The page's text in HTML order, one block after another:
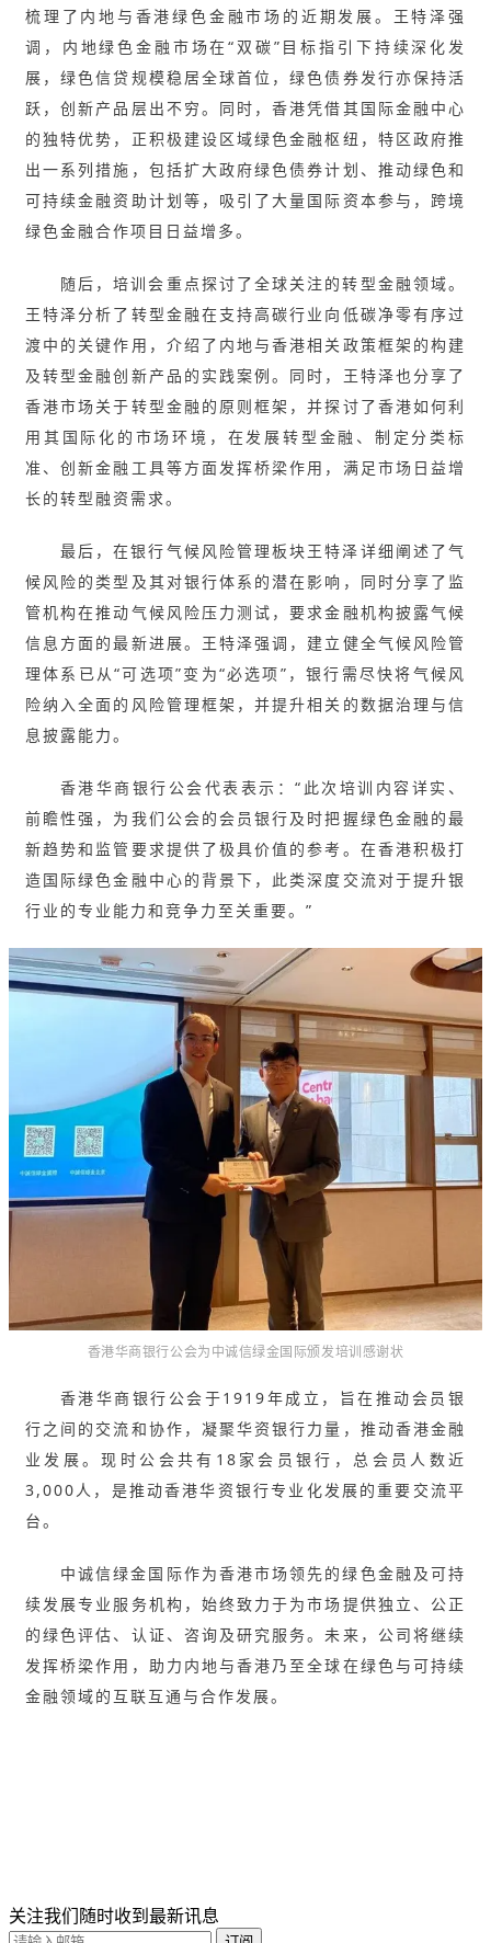
梳理了内地与香港绿色金融市场的近期发展。王特泽强
调，内地绿色金融市场在“双碳”目标指引下持续深化发
展，绿色信贷规模稳居全球首位，绿色债券发行亦保持活
跃，创新产品层出不穷。同时，香港凭借其国际金融中心
的独特优势，正积极建设区域绿色金融枢纽，特区政府推
出一系列措施，包括扩大政府绿色债券计划、推动绿色和
可持续金融资助计划等，吸引了大量国际资本参与，跨境
绿色金融合作项目日益增多。
随后，培训会重点探讨了全球关注的转型金融领域。
王特泽分析了转型金融在支持高碳行业向低碳净零有序过
渡中的关键作用，介绍了内地与香港相关政策框架的构建
及转型金融创新产品的实践案例。同时，王特泽也分享了
香港市场关于转型金融的原则框架，并探讨了香港如何利
用其国际化的市场环境，在发展转型金融、制定分类标
准、创新金融工具等方面发挥桥梁作用，满足市场日益增
长的转型融资需求。
最后，在银行气候风险管理板块王特泽详细阐述了气
候风险的类型及其对银行体系的潜在影响，同时分享了监
管机构在推动气候风险压力测试，要求金融机构披露气候
信息方面的最新进展。王特泽强调，建立健全气候风险管
理体系已从“可选项”变为“必选项”，银行需尽快将气候风
险纳入全面的风险管理框架，并提升相关的数据治理与信
息披露能力。
香港华商银行公会代表表示：“此次培训内容详实、
前瞻性强，为我们公会的会员银行及时把握绿色金融的最
新趋势和监管要求提供了极具价值的参考。在香港积极打
造国际绿色金融中心的背景下，此类深度交流对于提升银
行业的专业能力和竞争力至关重要。”
香港华商银行公会为中诚信绿金国际颁发培训感谢状
香港华商银行公会于1919年成立，旨在推动会员银
行之间的交流和协作，凝聚华资银行力量，推动香港金融
业发展。现时公会共有18家会员银行，总会员人数近
3,000人，是推动香港华资银行专业化发展的重要交流平
台。
中诚信绿金国际作为香港市场领先的绿色金融及可持
续发展专业服务机构，始终致力于为市场提供独立、公正
的绿色评估、认证、咨询及研究服务。未来，公司将继续
发挥桥梁作用，助力内地与香港乃至全球在绿色与可持续
金融领域的互联互通与合作发展。
关注我们随时收到最新讯息